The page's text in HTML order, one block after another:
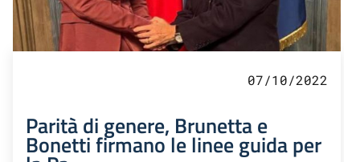
07/10/2022
Parità di genere, Brunetta e
Bonetti firmano le linee guida per